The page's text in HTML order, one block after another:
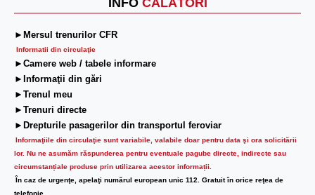
INFO CĂLĂTORI
►Mersul trenurilor CFR
Informatii din circulaţie
►Camere web / tabele informare
►Informaţii din gări
►Trenul meu
►Trenuri directe
►Drepturile pasagerilor din transportul feroviar
Informaţiile din circulaţie sunt variabile, valabile doar pentru data şi ora solicitării
lor. Nu ne asumăm răspunderea pentru eventuale pagube directe, indirecte sau
circumstanțiale produse prin utilizarea acestor informații.
În caz de urgenţe, apelaţi numărul european unic 112. Gratuit în orice reţea de